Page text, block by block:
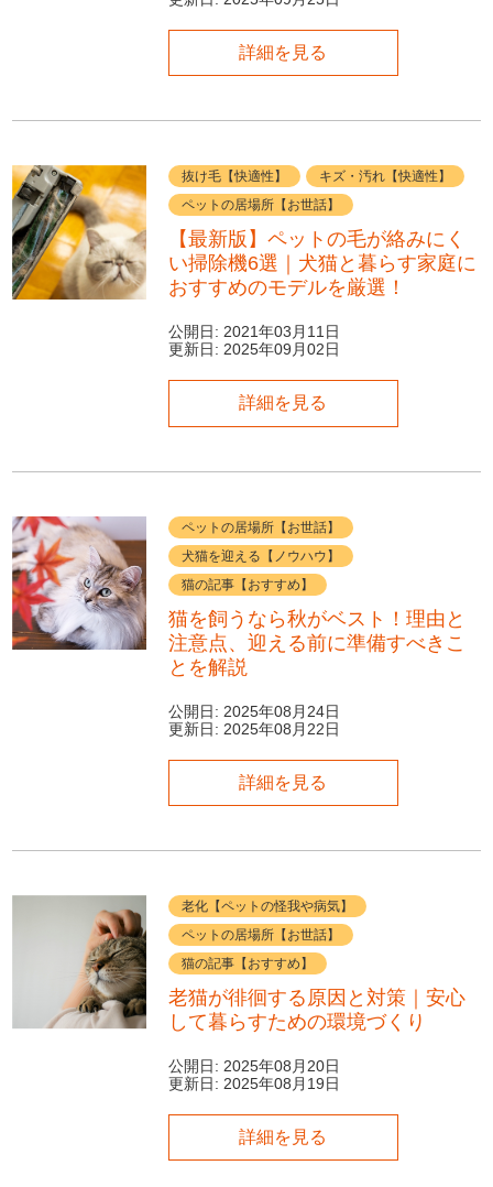
詳細を見る
抜け毛【快適性】
キズ・汚れ【快適性】
ペットの居場所【お世話】
【最新版】ペットの毛が絡みにく
い掃除機6選｜犬猫と暮らす家庭に
おすすめのモデルを厳選！
公開日: 2021年03月11日
更新日: 2025年09月02日
詳細を見る
ペットの居場所【お世話】
犬猫を迎える【ノウハウ】
猫の記事【おすすめ】
猫を飼うなら秋がベスト！理由と
注意点、迎える前に準備すべきこ
とを解説
公開日: 2025年08月24日
更新日: 2025年08月22日
詳細を見る
老化【ペットの怪我や病気】
ペットの居場所【お世話】
猫の記事【おすすめ】
老猫が徘徊する原因と対策｜安心
して暮らすための環境づくり
公開日: 2025年08月20日
更新日: 2025年08月19日
詳細を見る